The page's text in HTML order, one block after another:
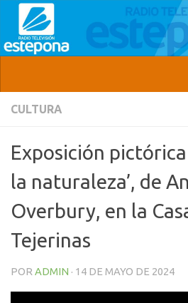
CULTURA
Exposición pictórica
la naturaleza’, de
Overbury, en la
Tejerinas
POR ADMIN · 14 DE MAYO DE 2024